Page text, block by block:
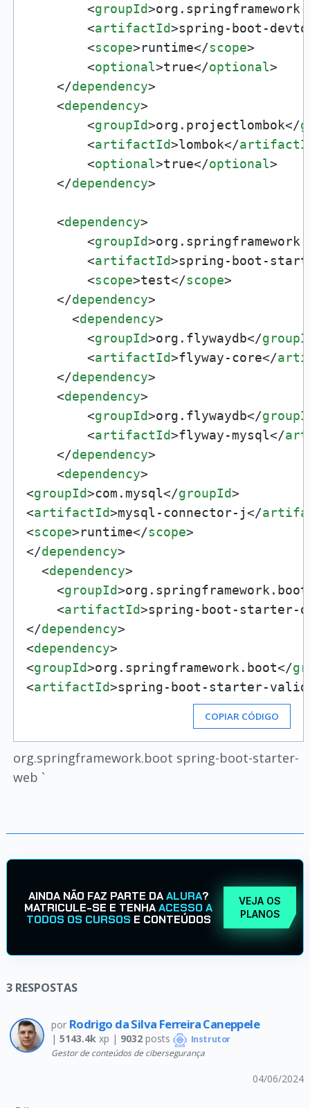
<groupId>
<artifactId>spring-boot-
<scope>runtime</scope>
<optional>true</optional>
</dependency>
<dependency>
<groupId>org.projectlombok</
<artifactId>lombok</
<optional>true</optional>
</dependency>
<dependency>
<groupId>
<artifactId>spring-boot-
<scope>test</scope>
</dependency>
<dependency>
<groupId>org.flywaydb</
<artifactId>flyway-core</
</dependency>
<dependency>
<groupId>org.flywaydb</
<artifactId>flyway-mysql</
</dependency>
<dependency>
<groupId>com.mysql</groupId>
<artifactId>mysql-connector-j</
<scope>runtime</scope>
</dependency>
<dependency>
<groupId>org.springframework.boot
<artifactId>spring-boot-starter-
</dependency>
<dependency>
<groupId>org.springframework.boot</
<artifactId>spring-boot-starter-
COPIAR CÓDIGO
org.springframework.boot spring-boot-starter-
web `
AINDA NÃO FAZ PARTE DAALURA?
MATRICULE-SE E TENHAACESSO A
TODOS OS CURSOS E CONTEÚDOS
VEJA OS
PLANOS
3 RESPOSTAS
por Rodrigo da Silva Ferreira Caneppele
| 5143.4kxp | 9032posts Instrutor
Gestor de conteúdos de cibersegurança
04/06/2024